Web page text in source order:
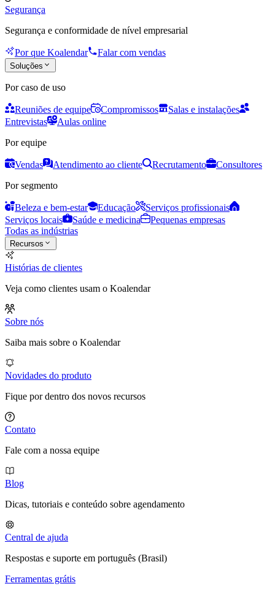
Segurança
Segurança e conformidade de nível empresarial
Por que Koalendar Falar com vendas
Soluções
Por caso de uso
Reuniões de equipe Compromissos
Salas e instalações
Entrevistas
Aulas online
Por equipe
Vendas Atendimento ao cliente Recrutamento
Consultores
Por segmento
Beleza e bem-estar Educação
Serviços profissionais
Serviços locais
Saúde e medicina
Pequenas empresas
Todas as indústrias
Recursos
Histórias de clientes
Veja como clientes usam o Koalendar
Sobre nós
Saiba mais sobre o Koalendar
Novidades do produto
Fique por dentro dos novos recursos
Contato
Fale com a nossa equipe
Blog
Dicas, tutoriais e conteúdo sobre agendamento
Central de ajuda
Respostas e suporte em português (Brasil)
Ferramentas grátis